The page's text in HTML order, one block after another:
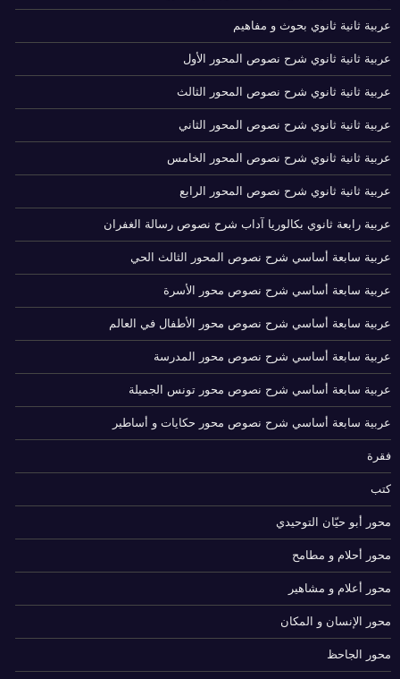
عربية ثانية ثانوي بحوث و مفاهيم
عربية ثانية ثانوي شرح نصوص المحور الأول
عربية ثانية ثانوي شرح نصوص المحور الثالث
عربية ثانية ثانوي شرح نصوص المحور الثاني
عربية ثانية ثانوي شرح نصوص المحور الخامس
عربية ثانية ثانوي شرح نصوص المحور الرابع
عربية رابعة ثانوي بكالوريا آداب شرح نصوص رسالة الغفران
عربية سابعة أساسي شرح نصوص المحور الثالث الحي
عربية سابعة أساسي شرح نصوص محور الأسرة
عربية سابعة أساسي شرح نصوص محور الأطفال في العالم
عربية سابعة أساسي شرح نصوص محور المدرسة
عربية سابعة أساسي شرح نصوص محور تونس الجميلة
عربية سابعة أساسي شرح نصوص محور حكايات و أساطير
فقرة
كتب
محور أبو حيّان التوحيدي
محور أحلام و مطامح
محور أعلام و مشاهير
محور الإنسان و المكان
محور الجاحظ